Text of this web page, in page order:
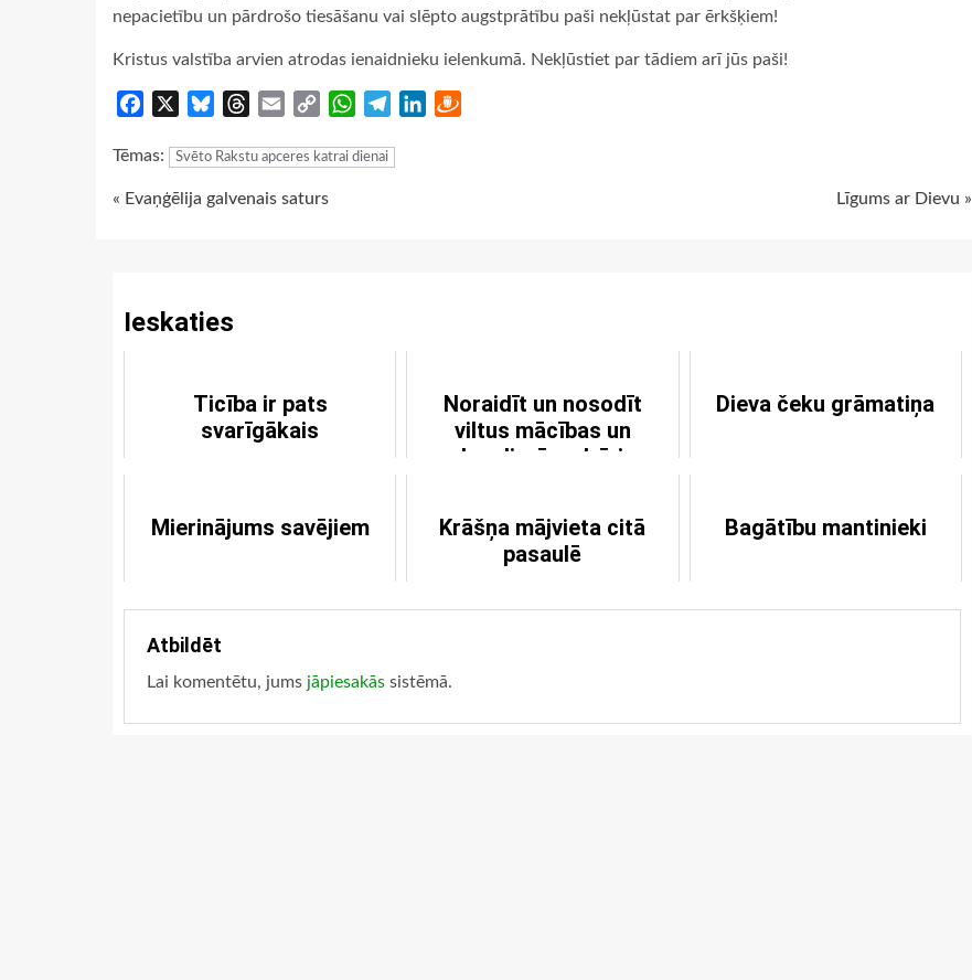
nepacietību un pārdrošo tiesāšanu vai slēpto augstprātību paši nekļūstat par ērkšķiem!
Kristus valstība arvien atrodas ienaidnieku ielenkumā. Nekļūstiet par tādiem arī jūs paši!
Facebook BlueskyThreads
Email
Copy
WhatsApp
TelegramLinkedIn
Tēmas: Svēto Rakstu apceres katrai dienai
Continue
« Evaņģēlija galvenais saturs Līgums ar Dievu »
Ieskaties
Ticība ir pats
svarīgākais
Noraidīt un nosodīt
viltus mācības un
bezdievīgu dzīvi
Dieva čeku grāmatiņa
Mierinājums savējiem
Krāšņa mājvieta citā
pasaulē
Bagātību mantinieki
Atbildēt
Lai komentētu, jums jāpiesakās sistēmā.